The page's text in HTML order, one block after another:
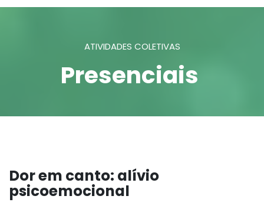
ATIVIDADES COLETIVAS
Presenciais
Dor em canto: alívio
psicoemocional